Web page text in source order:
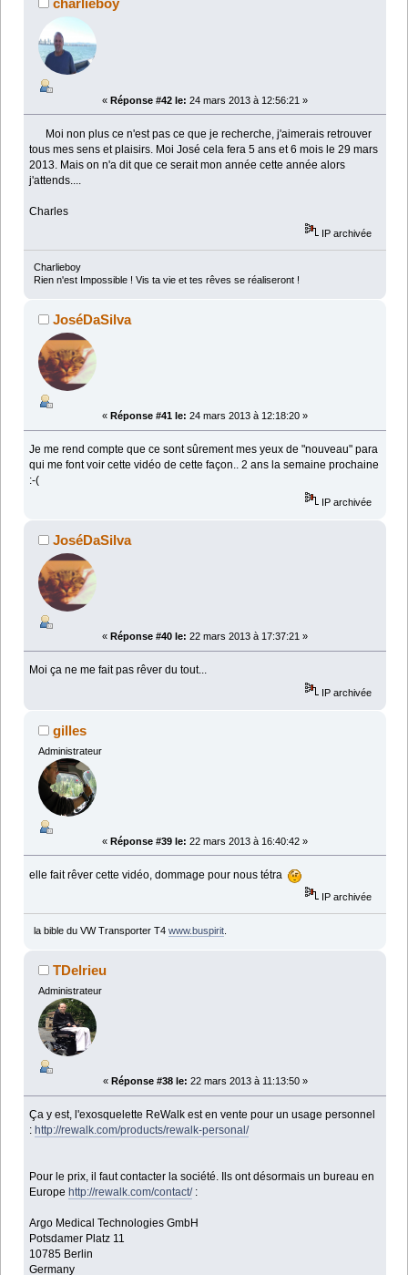
charlieboy
« Réponse #42 le: 24 mars 2013 à 12:56:21 »
Moi non plus ce n'est pas ce que je recherche, j'aimerais retrouver
tous mes sens et plaisirs. Moi José cela fera 5 ans et 6 mois le 29 mars
2013. Mais on n'a dit que ce serait mon année cette année alors
j'attends....
Charles
IP archivée
Charlieboy
Rien n'est Impossible ! Vis ta vie et tes rêves se réaliseront !
JoséDaSilva
« Réponse #41 le: 24 mars 2013 à 12:18:20 »
Je me rend compte que ce sont sûrement mes yeux de "nouveau" para
qui me font voir cette vidéo de cette façon.. 2 ans la semaine prochaine
:-(
IP archivée
JoséDaSilva
« Réponse #40 le: 22 mars 2013 à 17:37:21 »
Moi ça ne me fait pas rêver du tout...
IP archivée
gilles
Administrateur
« Réponse #39 le: 22 mars 2013 à 16:40:42 »
elle fait rêver cette vidéo, dommage pour nous tétra
IP archivée
la bible du VW Transporter T4 www.buspirit.
TDelrieu
Administrateur
« Réponse #38 le: 22 mars 2013 à 11:13:50 »
Ça y est, l'exosquelette ReWalk est en vente pour un usage personnel
: http://rewalk.com/products/rewalk-personal/
Pour le prix, il faut contacter la société. Ils ont désormais un bureau en
Europe http://rewalk.com/contact/:
Argo Medical Technologies GmbH
Potsdamer Platz 11
10785 Berlin
Germany